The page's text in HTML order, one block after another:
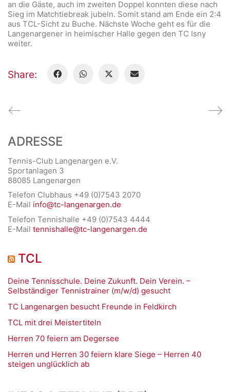
an die Gäste, auch im zweiten Doppel konnten diese nach
Sieg im Matchtiebreak jubeln. Somit stand am Ende ein 2:4
aus TCL-Sicht zu Buche. Nächste Woche geht es für die
Langenargener in heimischer Halle gegen den TC Isny
weiter.
Share:
ADRESSE
Tennis-Club Langenargen e.V.
Sportanlagen 3
88085 Langenargen
Telefon Clubhaus +49 (0)7543 2070
E-Mail info@tc-langenargen.de
Telefon Tennishalle +49 (0)7543 4444
E-Mail tennishalle@tc-langenargen.de
TCL
Deine Tennisschule. Deine Zukunft. Dein Verein. –
Selbständiger Tennistrainer (m/w/d) gesucht
TC Langenargen besucht Freunde in Feldkirch
TCL mit drei Meistertiteln
Herren 70 feiern am Degersee
Herren und Herren 30 feiern klare Siege – Herren 40
steigen unglücklich ab